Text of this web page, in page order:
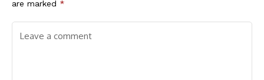
are marked *